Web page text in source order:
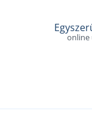
online